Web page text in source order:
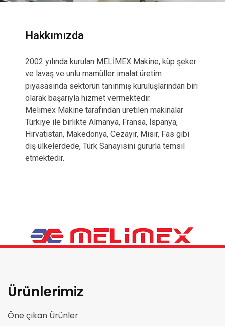
Hakkımızda
2002 yılında kurulan MELİMEX Makine, küp şeker
ve lavaş ve unlu mamüller imalat üretim
piyasasında sektörün tanınmış kuruluşlarından biri
olarak başarıyla hizmet vermektedir.
Melimex Makine tarafından üretilen makinalar
Türkiye ile birlikte Almanya, Fransa, İspanya,
Hırvatistan, Makedonya, Cezayir, Mısır, Fas gibi
dış ülkelerdede, Türk Sanayisini gururla temsil
etmektedir.
Ürünlerimiz
Öne çıkan Ürünler